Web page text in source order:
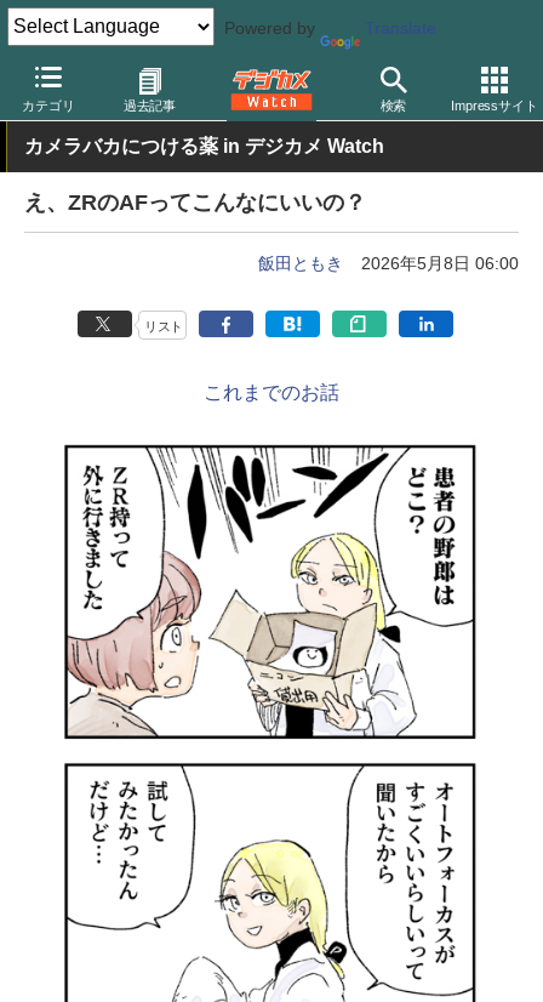
Powered by Translate
カテゴリ 過去記事 検索 Impressサイト
デジカメ Watch カメラ ミラーレスカメラ ニコン
カメラバカにつける薬 in デジカメ Watch
え、ZRのAFってこんなにいいの？
飯田ともき 2026年5月8日 06:00
リスト
これまでのお話